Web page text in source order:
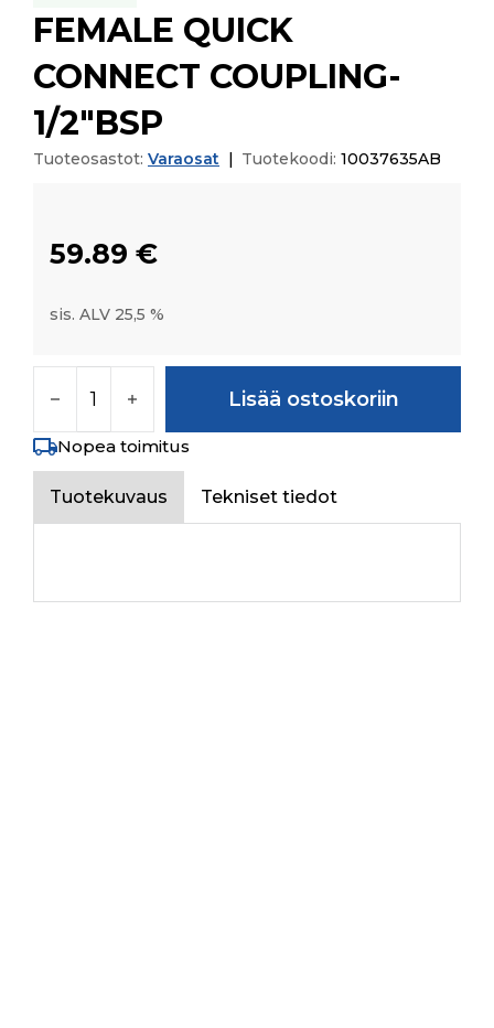
FEMALE QUICK
CONNECT COUPLING-
1/2″BSP
Tuoteosastot: Varaosat Tuotekoodi: 10037635AB
59.89 €
sis. ALV 25,5 %
Lisää ostoskoriin
Nopea toimitus
Tuotekuvaus Tekniset tiedot